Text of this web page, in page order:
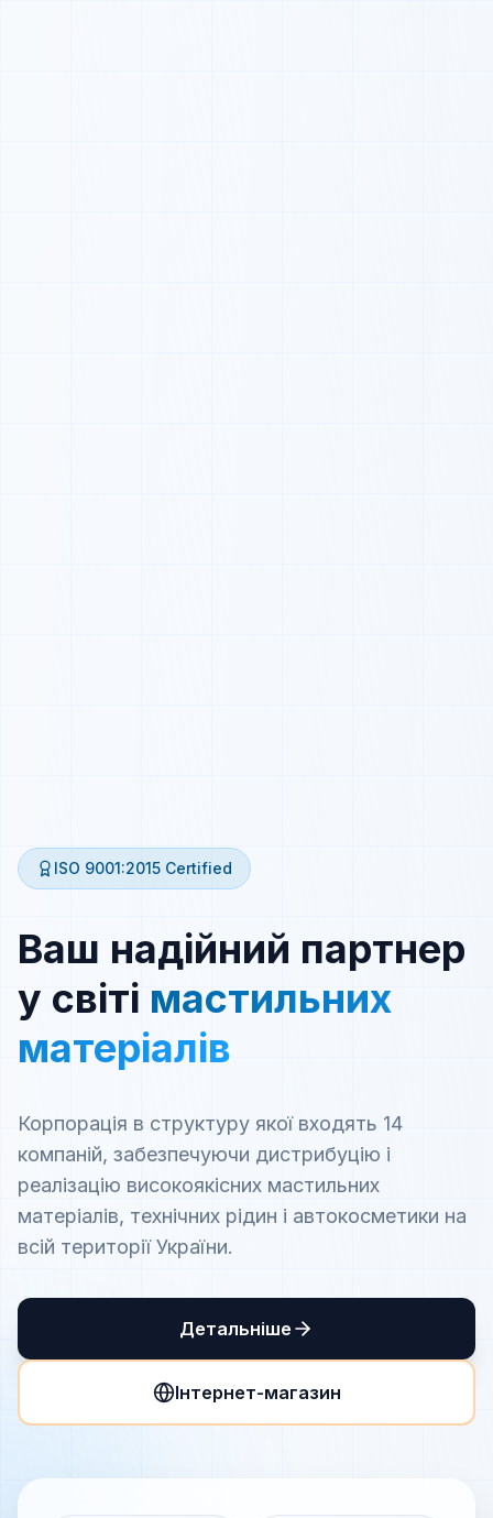
ISO 9001:2015 Certified
Ваш надійний партнер
у світі мастильних
матеріалів
Корпорація в структуру якої входять 14
компаній, забезпечуючи дистрибуцію і
реалізацію високоякісних мастильних
матеріалів, технічних рідин і автокосметики на
всій території України.
Детальніше
Інтернет-магазин